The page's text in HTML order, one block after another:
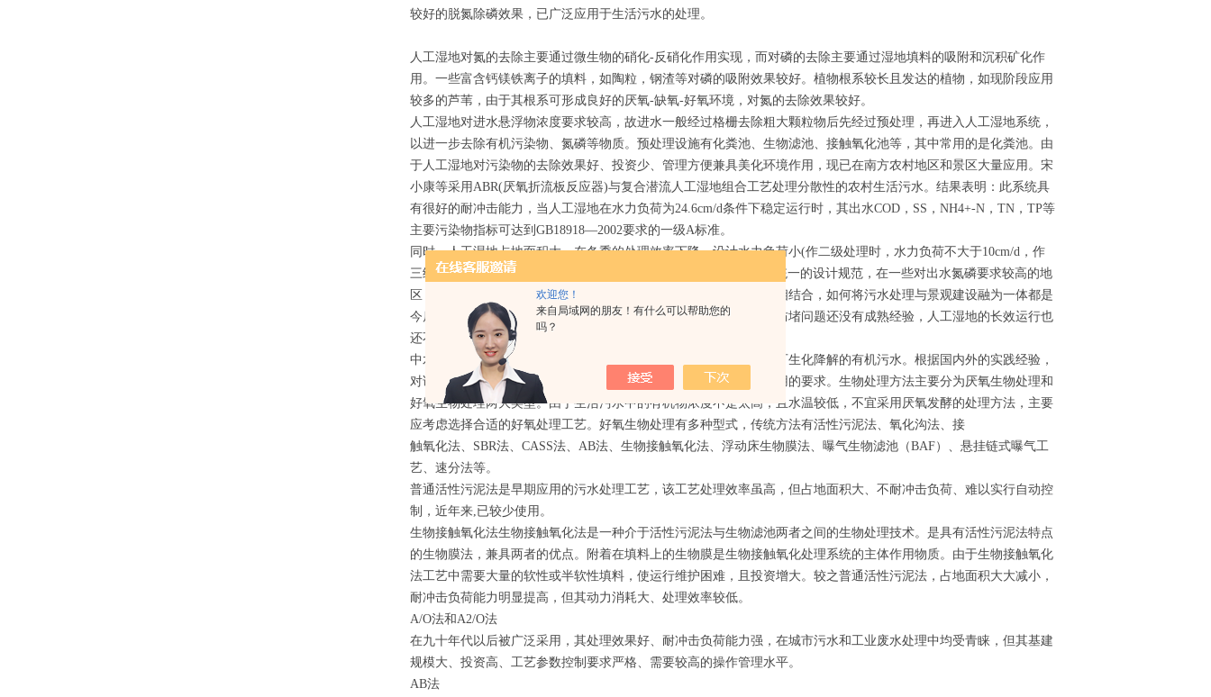
欢迎您！
来自局域网的朋友！有什么可以帮助您的
吗？
较好的脱氮除磷效果，已广泛应用于生活污水的处理。
人工湿地对氮的去除主要通过微生物的硝化-反硝化作用实现，而对磷的去除主要通过湿地填料的吸附和沉积矿化作
用。一些富含钙镁铁离子的填料，如陶粒，钢渣等对磷的吸附效果较好。植物根系较长且发达的植物，如现阶段应用
较多的芦苇，由于其根系可形成良好的厌氧-缺氧-好氧环境，对氮的去除效果较好。
人工湿地对进水悬浮物浓度要求较高，故进水一般经过格栅去除粗大颗粒物后先经过预处理，再进入人工湿地系统，
以进一步去除有机污染物、氮磷等物质。预处理设施有化粪池、生物滤池、接触氧化池等，其中常用的是化粪池。由
于人工湿地对污染物的去除效果好、投资少、管理方便兼具美化环境作用，现已在南方农村地区和景区大量应用。宋
小康等采用ABR(厌氧折流板反应器)与复合潜流人工湿地组合工艺处理分散性的农村生活污水。结果表明：此系统具
有很好的耐冲击能力，当人工湿地在水力负荷为24.6cm/d条件下稳定运行时，其出水COD，SS，NH4+-N，TN，TP等
主要污染物指标可达到GB18918—2002要求的一级A标准。
同时，人工湿地占地面积大，在冬季的处理效率下降，设计水力负荷小(作二级处理时，水力负荷不大于10cm/d，作
三级深度处理时一般为小于20~50cm/d)。现阶段不同地区较难制定统一的设计规范，在一些对出水氮磷要求较高的地
区，如何保证出水氮磷能稳定达标，如何将污水处理与污水资源化相结合，如何将污水处理与景观建设融为一体都是
今后需要解决的问题。此外，在人工湿地运行维护方面，人工湿地防堵问题还没有成熟经验，人工湿地的长效运行也
还不成熟。在低温条件下，一些人工强化处理措施的应用也不成熟。
中水原水相对于城市污水具有流量小、可生化性较好的特点，属于可生化降解的有机污水。根据国内外的实践经验，
对该类污水的治理多以生物治理单元为主，结合物化法，能达到回用的要求。生物处理方法主要分为厌氧生物处理和
好氧生物处理两大类型。由于生活污水中的有机物浓度不是太高，且水温较低，不宜采用厌氧发酵的处理方法，主要
应考虑选择合适的好氧处理工艺。好氧生物处理有多种型式，传统方法有活性污泥法、氧化沟法、接
触氧化法、SBR法、CASS法、AB法、生物接触氧化法、浮动床生物膜法、曝气生物滤池（BAF）、悬挂链式曝气工
艺、速分法等。
普通活性污泥法是早期应用的污水处理工艺，该工艺处理效率虽高，但占地面积大、不耐冲击负荷、难以实行自动控
制，近年来,已较少使用。
生物接触氧化法生物接触氧化法是一种介于活性污泥法与生物滤池两者之间的生物处理技术。是具有活性污泥法特点
的生物膜法，兼具两者的优点。附着在填料上的生物膜是生物接触氧化处理系统的主体作用物质。由于生物接触氧化
法工艺中需要大量的软性或半软性填料，使运行维护困难，且投资增大。较之普通活性污泥法，占地面积大大减小，
耐冲击负荷能力明显提高，但其动力消耗大、处理效率较低。
A/O法和A2/O法
在九十年代以后被广泛采用，其处理效果好、耐冲击负荷能力强，在城市污水和工业废水处理中均受青睐，但其基建
规模大、投资高、工艺参数控制要求严格、需要较高的操作管理水平。
AB法